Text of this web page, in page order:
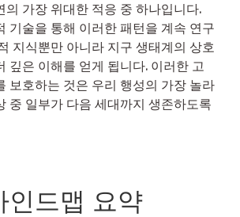
의 가장 위대한 적응 중 하나입니다.
기술을 통해 이러한 패턴을 계속 연구
지식뿐만 아니라 지구 생태계의 상호
깊은 이해를 얻게 됩니다. 이러한 고
보호하는 것은 우리 행성의 가장 놀라
중 일부가 다음 세대까지 생존하도록
인드맵 요약